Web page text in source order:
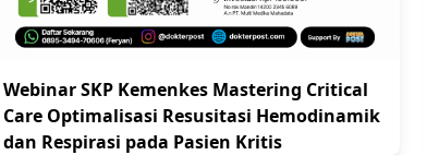
Webinar SKP Kemenkes Mastering Critical
Care Optimalisasi Resusitasi Hemodinamik
dan Respirasi pada Pasien Kritis